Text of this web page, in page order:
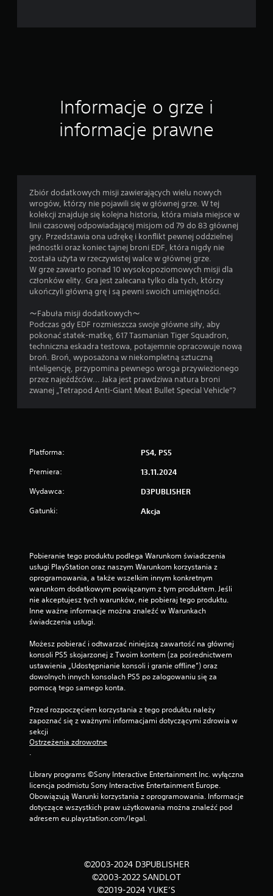
c
Informacje o grze i
informacje prawne
Zbiór dodatkowych misji zawierających wielu nowych
wrogów, którzy nie pojawili się w głównej grze. W tej
kolekcji znajduje się kolejna historia, która miała miejsce w
linii czasowej odpowiadającej misjom od 79 do 83 głównej
gry. Przedstawia ona udrękę i konflikt pewnej oddzielnej
jednostki oraz koniec tajnej broni EDF, która nigdy nie
została użyta w rzeczywistej walce w głównej grze.
W grze zawarto ponad 10 wysokopoziomowych misji dla
członków elity. Gra jest zalecana tylko dla tych, którzy
ukończyli główną grę i są pewni swoich umiejętności.
～Fabuła misji dodatkowych～
Podczas gdy EDF rozmieszcza swoje główne siły, aby
pokonać statek-matkę, 617 Tasmanian Tiger Squadron,
techniczna eskadra testowa, potajemnie opracowuje nową
broń. Broń, wyposażona w niekompletną sztuczną
inteligencję, przypomina pewnego wroga przywiezionego
przez najeźdźców... Jaka jest prawdziwa natura broni
zwanej „Tetrapod Anti-Giant Meat Bullet Special Vehicle”?
Platforma: PS4, PS5
Premiera: 13.11.2024
Wydawca: D3PUBLISHER
Gatunki: Akcja
Pobieranie tego produktu podlega Warunkom świadczenia
usługi PlayStation oraz naszym Warunkom korzystania z
oprogramowania, a także wszelkim innym konkretnym
warunkom dodatkowym powiązanym z tym produktem. Jeśli
nie akceptujesz tych warunków, nie pobieraj tego produktu.
Inne ważne informacje można znaleźć w Warunkach
świadczenia usługi.
Możesz pobierać i odtwarzać niniejszą zawartość na głównej
konsoli PS5 skojarzonej z Twoim kontem (za pośrednictwem
ustawienia „Udostępnianie konsoli i granie offline”) oraz
dowolnych innych konsolach PS5 po zalogowaniu się za
pomocą tego samego konta.
Przed rozpoczęciem korzystania z tego produktu należy
zapoznać się z ważnymi informacjami dotyczącymi zdrowia w
sekcji
Ostrzeżenia zdrowotne
.
Library programs ©Sony Interactive Entertainment Inc. wyłączna
licencja podmiotu Sony Interactive Entertainment Europe.
Obowiązują Warunki korzystania z oprogramowania. Informacje
dotyczące wszystkich praw użytkowania można znaleźć pod
adresem eu.playstation.com/legal.
©2003-2024 D3PUBLISHER
©2003-2022 SANDLOT
©2019-2024 YUKE’S